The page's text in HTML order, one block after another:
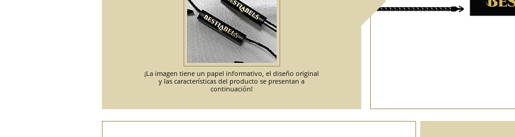
¡La imagen tiene un papel informativo, el diseño original
y las características del producto se presentan a
continuación!